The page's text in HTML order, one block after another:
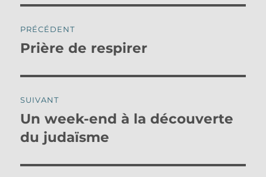
de
PRÉCÉDENT
Publication
Prière de respirer
SUIVANT
Publication
suivante :
Un week-end à la découverte
du judaïsme